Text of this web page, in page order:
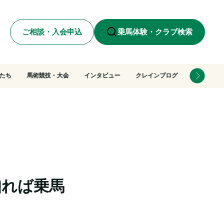
ご相談・入会申込 乗馬体験・クラブ検索
ち 馬術競技・大会 インタビュー クレインブログ
ば乗馬